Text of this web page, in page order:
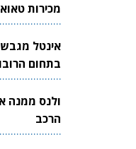
מכירות
אינטל
בתחום
ולנס ממנה
הרכב